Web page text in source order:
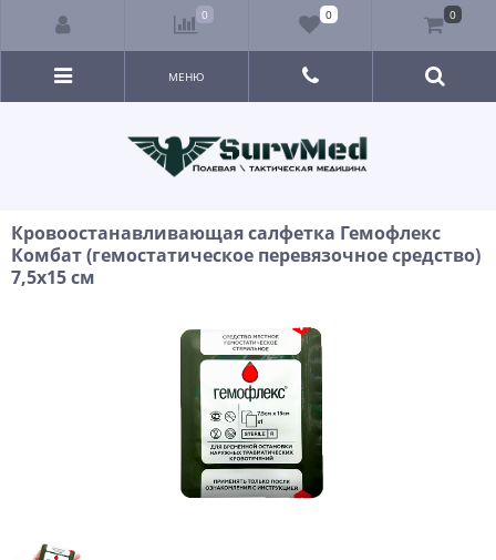
МЕНЮ
Кровоостанавливающая салфетка Гемофлекс
Комбат (гемостатическое перевязочное средство)
7,5х15 см
0 0 0